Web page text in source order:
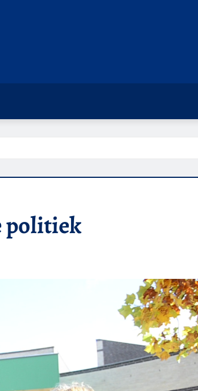
politiek